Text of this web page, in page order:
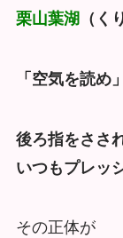
栗山葉湖 （く
「空気を読め
後ろ指をささ
いつもプレッ
その正体が